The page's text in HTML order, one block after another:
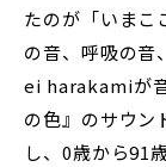
たのが「いまこ
の音、呼吸の音
ei harakamiが
の色』のサウ
し、0歳から91